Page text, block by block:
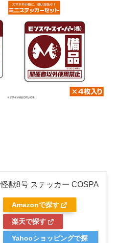
怪獣8号 ステッカー COSPA
Amazonで探す
楽天で探す
Yahooショッピングで探